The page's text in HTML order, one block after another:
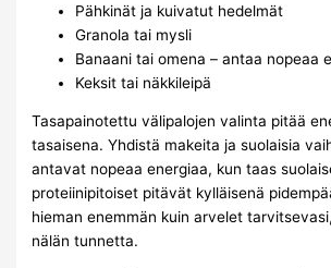
Pähkinät ja kuivatut hedelmät
Granola tai mysli
Banaani tai omena – antaa nopeaa
Keksit tai näkkileipä
Tasapainotettu välipalojen valinta pitää
tasaisena. Yhdistä makeita ja suolaisia
antavat nopeaa energiaa, kun taas
proteiinipitoiset pitävät kylläisenä
hieman enemmän kuin arvelet
nälän tunnetta.